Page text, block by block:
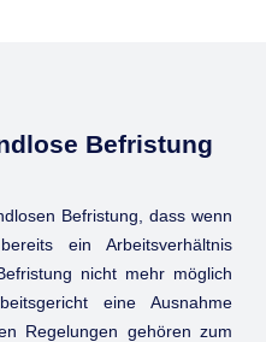
Befristung
Befristung, dass wenn
ein Arbeitsverhältnis
nicht mehr möglich
eine Ausnahme
Regelungen gehören zum